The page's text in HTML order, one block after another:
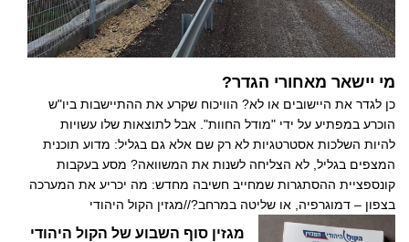
מי יישאר מאחורי הגדר?
כן לגדר את היישובים או לא? הוויכוח שקרע את ההתיישבות ביו"ש
הוכרע במפתיע על ידי "מודל החוות". אבל לתוצאות שלו עשויות
להיות השלכות אסטרטגיות לא רק שם אלא גם בגליל: מדוע תוכנית
המצפים בגליל, לא הצליחה לשנות את המשוואה? מסע בעקבות
קונספציית ההסתגרות שמחייב חשיבה מחדש: מה יכריע את המערכה
בצפון – דמוגרפיה, או שליטה במרחב?//מגזין הקול היהודי
מגזין סוף השבוע של הקול היהודי